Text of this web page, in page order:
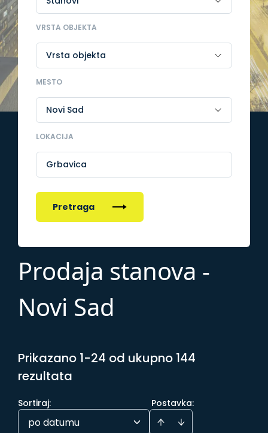
VRSTA OBJEKTA
MESTO
LOKACIJA
Grbavica
Pretraga
Prodaja stanova -
Novi Sad
Prikazano 1-24 od ukupno 144
rezultata
Postavka:
Sortiraj:
po datumu